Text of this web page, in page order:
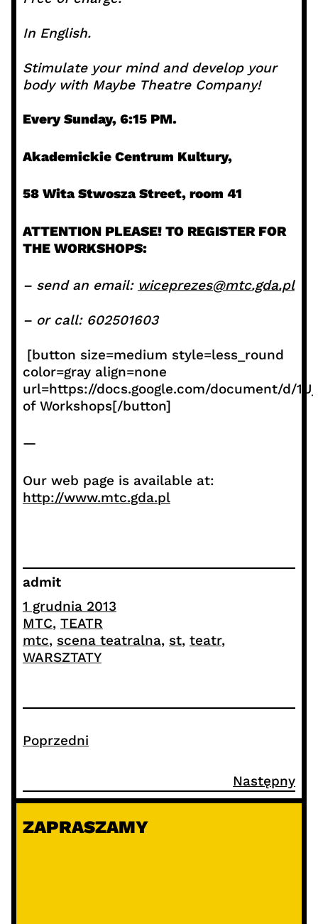
In English.
Stimulate your mind and develop your
body with Maybe Theatre Company!
Every Sunday, 6:15 PM.
Akademickie Centrum Kultury,
58 Wita Stwosza Street, room 41
ATTENTION PLEASE! TO REGISTER FOR
THE WORKSHOPS:
– send an email: wiceprezes@mtc.gda.pl
– or call: 602501603
[button size=medium style=less_round
color=gray align=none
url=https://docs.google.com/document/d/
of Workshops[/button]
—
Our web page is available at:
http://www.mtc.gda.pl
admit
1 grudnia 2013
MTC, TEATR
mtc, scena teatralna, st, teatr
WARSZTATY
Poprzedni
Następny
ZAPRASZAMY